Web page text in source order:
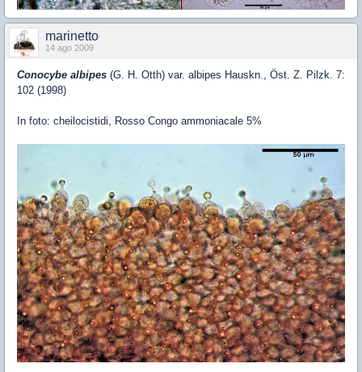
marinetto
14 ago 2009
Conocybe albipes (G. H. Otth) var. albipes Hauskn., Öst. Z. Pilzk. 7:
102 (1998)
In foto: cheilocistidi, Rosso Congo ammoniacale 5%